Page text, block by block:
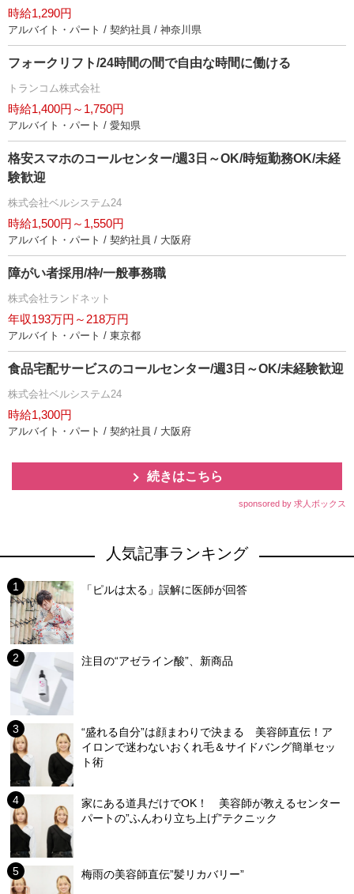
時給1,290円
アルバイト・パート / 契約社員 / 神奈川県
フォークリフト/24時間の間で自由な時間に働ける
トランコム株式会社
時給1,400円～1,750円
アルバイト・パート / 愛知県
格安スマホのコールセンター/週3日～OK/時短勤務OK/未経
験歓迎
株式会社ベルシステム24
時給1,500円～1,550円
アルバイト・パート / 契約社員 / 大阪府
障がい者採用/枠/一般事務職
株式会社ランドネット
年収193万円～218万円
アルバイト・パート / 東京都
食品宅配サービスのコールセンター/週3日～OK/未経験歓迎
株式会社ベルシステム24
時給1,300円
アルバイト・パート / 契約社員 / 大阪府
続きはこちら
sponsored by 求人ボックス
人気記事ランキング
「ピルは太る」誤解に医師が回答
注目の“アゼライン酸”、新商品
“盛れる自分”は顔まわりで決まる 美容師直伝！ア
イロンで迷わないおくれ毛＆サイドバング簡単セッ
ト術
家にある道具だけでOK！ 美容師が教えるセンター
パートの”ふんわり立ち上げ”テクニック
梅雨の美容師直伝”髪リカバリー”